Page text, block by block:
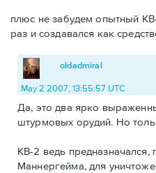
плюс не забудем опытный
раз и создавался как
oldadmiral
May 2 2007, 13:55:57 UTC
Да, это два ярко
штурмовых орудий. Но
КВ-2 ведь
Маннергейма, для